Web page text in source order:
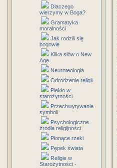
Dlaczego
wierzymy w Boga?
Gramatyka
moralności
Jak rodzili się
bogowie
Kilka słów o New
Age
Neuroteologia
Odrodzenie religii
Piekło w
starożytności
Przechwytywanie
symboli
Psychologiczne
źródła religijności
Płonące rzeki
Pępek świata
Religie w
Starożytności -